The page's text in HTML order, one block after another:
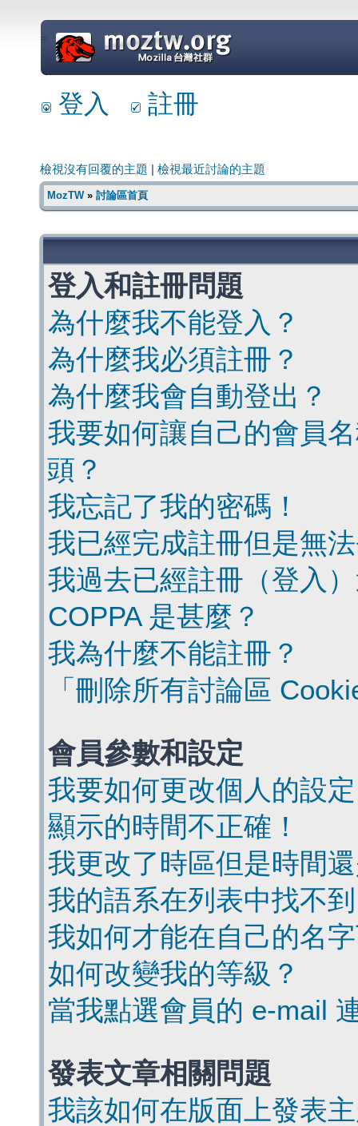
=
登入 註冊
檢視沒有回覆的主題 檢視最近討論的主題
MozTW» 討論區首頁
登入和註冊問題
為什麼我不能登入？
為什麼我必須註冊？
為什麼我會自動登出？
我要如何讓自己的會員
頭？
我忘記了我的密碼！
我已經完成註冊但是無
我過去已經註冊（登入
COPPA 是甚麼？
我為什麼不能註冊？
「刪除所有討論區
會員參數和設定
我要如何更改個人的設
顯示的時間不正確！
我更改了時區但是時間
我的語系在列表中找不
我如何才能在自己的名
如何改變我的等級？
當我點選會員的 e-mail
發表文章相關問題
我該如何在版面上發表